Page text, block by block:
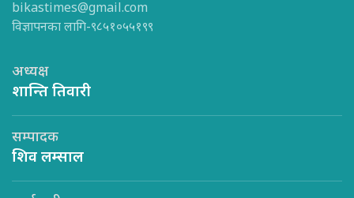
bikastimes@gmail.com
विज्ञापनका लागि-९८५१०५५१९९
अध्यक्ष
शान्ति तिवारी
सम्पादक
शिव लम्साल